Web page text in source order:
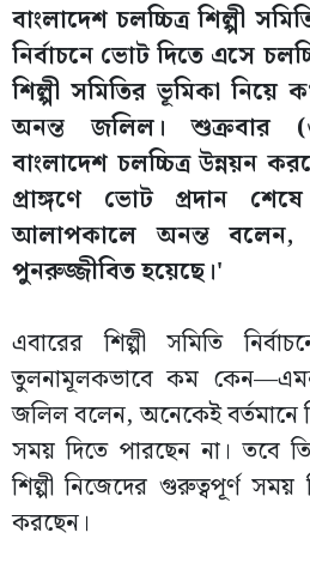
বাংলাদেশ চলচ্চিত্র শিল্পী
নির্বাচনে ভোট দিতে এসে
শিল্পী সমিতির ভূমিকা নিয়ে
অনন্ত জলিল। শুক্রবার
বাংলাদেশ চলচ্চিত্র উন্নয়ন
প্রাঙ্গণে ভোট প্রদান
আলাপকালে অনন্ত বলেন,
পুনরুজ্জীবিত হয়েছে।'
এবারের শিল্পী সমিতি
তুলনামূলকভাবে কম
জলিল বলেন, অনেকেই বর্তমানে
সময় দিতে পারছেন না। তবে
শিল্পী নিজেদের গুরুত্বপূর্ণ সময়
করছেন।